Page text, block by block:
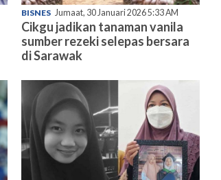
BISNES Jumaat, 30 Januari 2026 5:33 AM
Cikgu jadikan tanaman vanila
sumber rezeki selepas bersara
di Sarawak